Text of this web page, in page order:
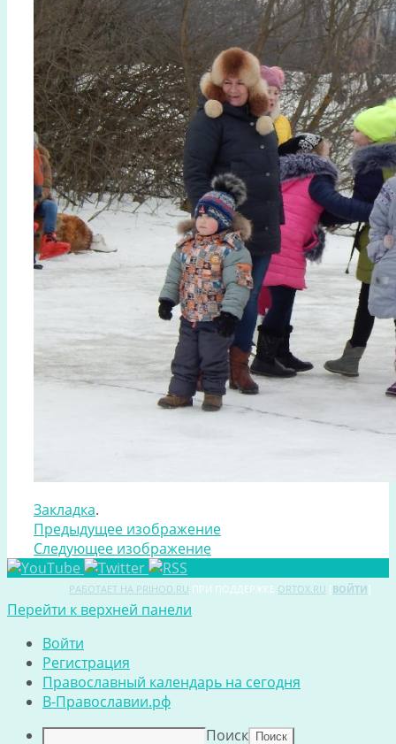
Закладка.
Предыдущее изображение
Следующее изображение
РАБОТАЕТ НА PRIHOD.RU ПРИ ПОДДЕРЖКЕ ORTOX.RU [ВОЙТИ]
Перейти к верхней панели
Войти
Регистрация
Православный календарь на сегодня
В-Православии.рф
Поиск